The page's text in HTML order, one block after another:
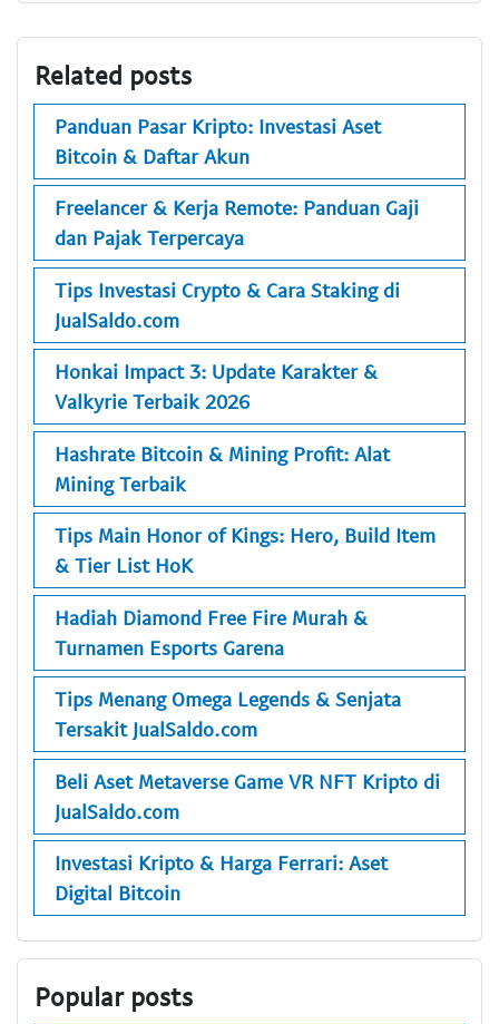
Related posts
Panduan Pasar Kripto: Investasi Aset
Bitcoin & Daftar Akun
Freelancer & Kerja Remote: Panduan Gaji
dan Pajak Terpercaya
Tips Investasi Crypto & Cara Staking di
JualSaldo.com
Honkai Impact 3: Update Karakter &
Valkyrie Terbaik 2026
Hashrate Bitcoin & Mining Profit: Alat
Mining Terbaik
Tips Main Honor of Kings: Hero, Build Item
& Tier List HoK
Hadiah Diamond Free Fire Murah &
Turnamen Esports Garena
Tips Menang Omega Legends & Senjata
Tersakit JualSaldo.com
Beli Aset Metaverse Game VR NFT Kripto di
JualSaldo.com
Investasi Kripto & Harga Ferrari: Aset
Digital Bitcoin
Popular posts